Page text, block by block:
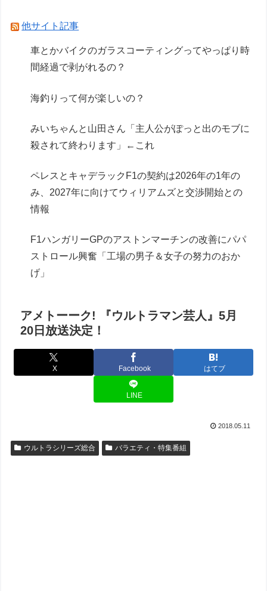
時間経過で剥がれるの？
Powered by livedoor 相互RSS
他サイト記事
車とかバイクのガラスコーティングってやっぱり時
間経過で剥がれるの？
海釣りって何が楽しいの？
みいちゃんと山田さん「主人公がぽっと出のモブに
殺されて終わります」←これ
ペレスとキャデラックF1の契約は2026年の1年の
み、2027年に向けてウィリアムズと交渉開始との
情報
F1ハンガリーGPのアストンマーチンの改善にパパ
ストロール興奮「工場の男子＆女子の努力のおか
げ」
アメトーーク! 『ウルトラマン芸人』5月
20日放送決定！
X Facebook はてブ
LINE
2018.05.11
ウルトラシリーズ総合 バラエティ・特集番組